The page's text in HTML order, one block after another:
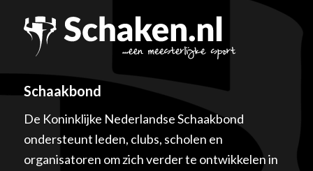
Schaakbond
De Koninklijke Nederlandse Schaakbond
ondersteunt leden, clubs, scholen en
organisatoren om zich verder te ontwikkelen in